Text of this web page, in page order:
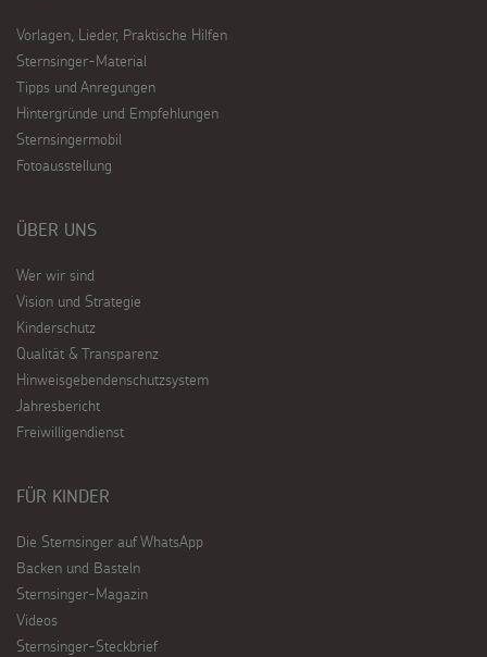
Vorlagen, Lieder, Praktische Hilfen
Sternsinger-Material
Tipps und Anregungen
Hintergründe und Empfehlungen
Sternsingermobil
Fotoausstellung
ÜBER UNS
Wer wir sind
Vision und Strategie
Kinderschutz
Qualität & Transparenz
Hinweisgebendenschutzsystem
Jahresbericht
Freiwilligendienst
FÜR KINDER
Die Sternsinger auf WhatsApp
Backen und Basteln
Sternsinger-Magazin
Videos
Sternsinger-Steckbrief